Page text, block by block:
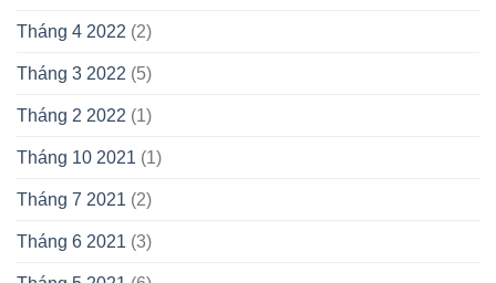
Tháng 4 2022 (2)
Tháng 3 2022 (5)
Tháng 2 2022 (1)
Tháng 10 2021 (1)
Tháng 7 2021 (2)
Tháng 6 2021 (3)